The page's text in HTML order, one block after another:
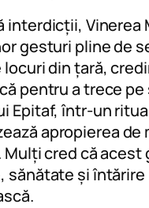
interdicții, Vinerea
gesturi pline de
locuri din țară,
pentru a trece pe
Epitaf, într-un
apropierea de
Mulți cred că acest
sănătate și întărire